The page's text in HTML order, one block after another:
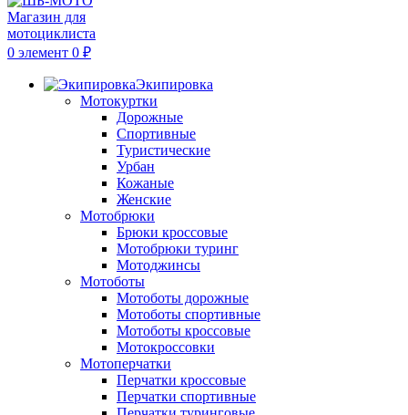
0 элемент 0 ₽
Экипировка
Мотокуртки
Дорожные
Спортивные
Туристические
Урбан
Кожаные
Женские
Мотобрюки
Брюки кроссовые
Мотобрюки туринг
Мотоджинсы
Мотоботы
Мотоботы дорожные
Мотоботы спортивные
Мотоботы кроссовые
Мотокроссовки
Мотоперчатки
Перчатки кроссовые
Перчатки спортивные